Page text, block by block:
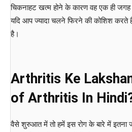
चिकनाहट खत्म होने के कारण वह एक ही
यदि आप ज्यादा चलने फिरने की कोशिश करते हैं,
है।
Arthritis Ke
of Arthritis In
वैसे शुरुआत में तो हमें इस रोग के बारे में इतना